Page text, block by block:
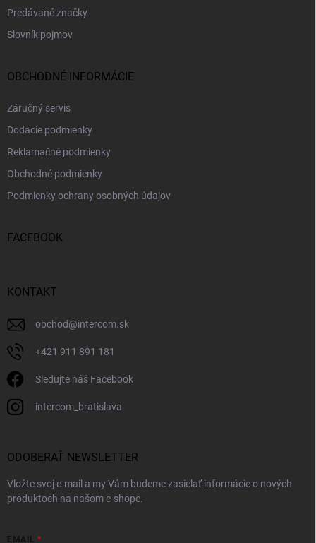
Predávané značky
Slovník pojmov
OBCHODNÉ INFORMÁCIE
Záručný servis
Dodacie podmienky
Reklamačné podmienky
Obchodné podmienky
Podmienky ochrany osobných údajov
FACEBOOK
KONTAKT
obchod@intercom.sk
+421 911 891 181
Sledujte náš Facebook
intercom_bratislava
ODOBERAŤ NEWSLETTER
Vložte svoj e-mail a my Vám budeme zasielať informácie o nových
produktoch na našom e-shope.
EMAIL